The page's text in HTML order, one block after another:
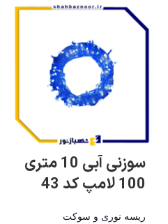
سوزنی آبی 10 متری
100 لامپ کد 43
ریسه نوری و سوکت